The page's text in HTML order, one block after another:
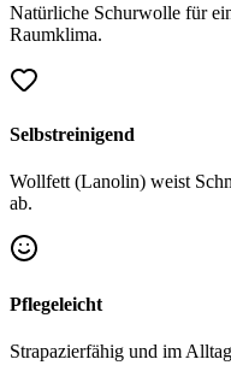
Natürliche Schurwolle für
Raumklima.
Selbstreinigend
Wollfett (Lanolin) weist
ab.
Pflegeleicht
Strapazierfähig und im